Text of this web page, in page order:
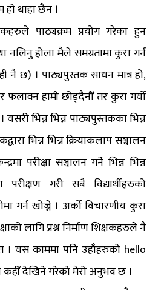
थाहा छैन ।
पाठ्यक्रम प्रयोग गरेका हुन
होला मैले समग्रतामा कुरा गर्न
नै छ) । पाठ्यपुस्तक साधन मात्र हो,
फलाक्न हामी छोड्दैनौँ तर कुरा गर्यो
भिन्न भिन्न पाठ्यपुस्तकका भिन्न
भिन्न भिन्न क्रियाकलाप सञ्चालन
परीक्षा सञ्चालन गर्ने भिन्न भिन्न
परीक्षण गरी सबै विद्यार्थीहरुको
गर्न खोज्ने । अर्को विचारणीय कुरा
लागि प्रश्न निर्माण शिक्षकहरुले नै
। यस काममा पनि उहाँहरुको hello
देखिने गरेको मेरो अनुभव छ ।